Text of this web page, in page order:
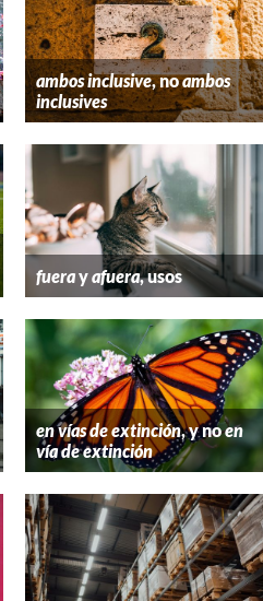
ambos inclusive, noambos
inclusives
fuerayafuera, usos
en vías de extinción, y noen
vía de extinción